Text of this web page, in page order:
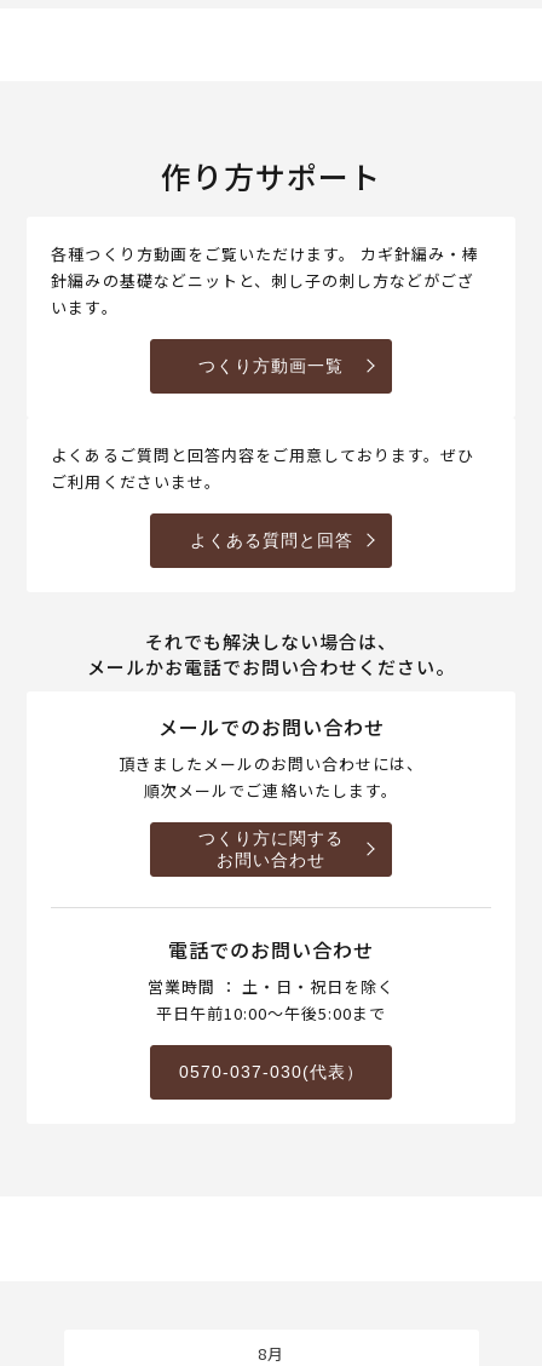
作り方サポート
各種つくり方動画をご覧いただけます。 カギ針編み・棒
針編みの基礎などニットと、刺し子の刺し方などがござ
います。
つくり方動画一覧
よくあるご質問と回答内容をご用意しております。ぜひ
ご利用くださいませ。
よくある質問と回答
それでも解決しない場合は、
メールかお電話でお問い合わせください。
メールでのお問い合わせ
頂きましたメールのお問い合わせには、
順次メールでご連絡いたします。
つくり方に関する
お問い合わせ
電話でのお問い合わせ
営業時間 ： 土・日・祝日を除く
平日午前10:00～午後5:00まで
0570-037-030(代表）
8月